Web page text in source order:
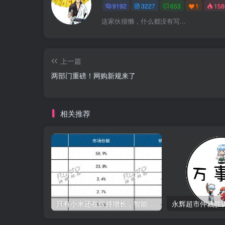
9192 3227 653 1
这家伙很懒，什么都没有写...
上一篇
两部门重磅！网购新规来了
相关推荐
只有小米还在保持增长，智能手环已然近黄昏